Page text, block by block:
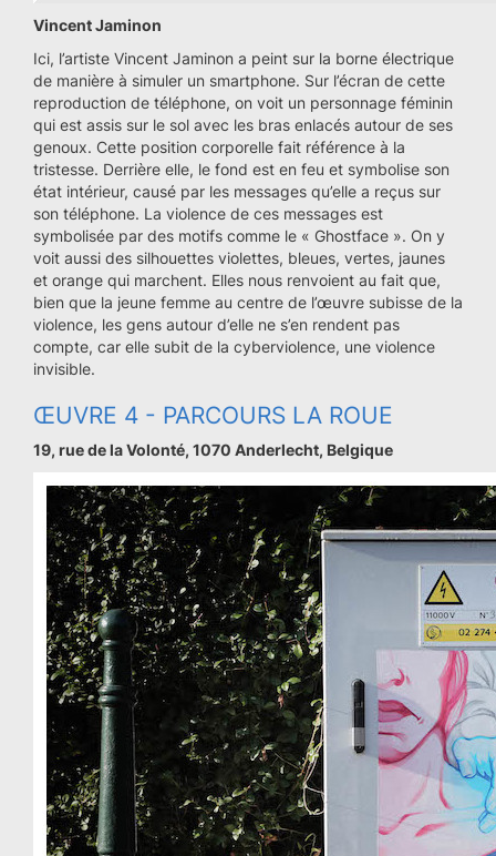
Vincent Jaminon
Ici, l’artiste Vincent Jaminon a peint sur la borne électrique
de manière à simuler un smartphone. Sur l’écran de cette
reproduction de téléphone, on voit un personnage féminin
qui est assis sur le sol avec les bras enlacés autour de ses
genoux. Cette position corporelle fait référence à la
tristesse. Derrière elle, le fond est en feu et symbolise son
état intérieur, causé par les messages qu’elle a reçus sur
son téléphone. La violence de ces messages est
symbolisée par des motifs comme le « Ghostface ». On y
voit aussi des silhouettes violettes, bleues, vertes, jaunes
et orange qui marchent. Elles nous renvoient au fait que,
bien que la jeune femme au centre de l’œuvre subisse de la
violence, les gens autour d’elle ne s’en rendent pas
compte, car elle subit de la cyberviolence, une violence
invisible.
ŒUVRE 4 - PARCOURS LA ROUE
19, rue de la Volonté, 1070 Anderlecht, Belgique